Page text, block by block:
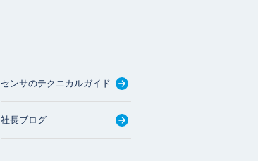
センサのテクニカルガイド
社長ブログ